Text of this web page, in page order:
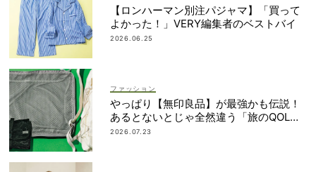
【ロンハーマン別注パジャマ】「買って
よかった！」VERY編集者のベストバイ
2026.06.25
ファッション
やっぱり【無印良品】が最強かも伝説！
あるとないとじゃ全然違う「旅のQOL爆
上げアイテム」
2026.07.23